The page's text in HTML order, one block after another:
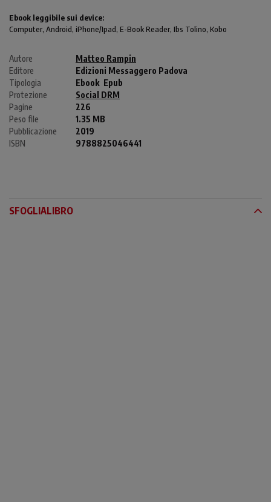
Ebook leggibile sui device:
Computer, Android, iPhone/Ipad, E-Book Reader, Ibs Tolino, Kobo
Autore
Matteo Rampin
Editore
Edizioni Messaggero Padova
Tipologia
Ebook Epub
Protezione
Social DRM
Pagine
226
Peso file
1.35 MB
Pubblicazione
2019
ISBN
9788825046441
SFOGLIALIBRO